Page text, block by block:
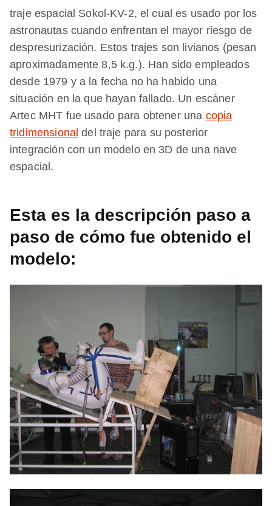
traje espacial Sokol-KV-2, el cual es usado por los
astronautas cuando enfrentan el mayor riesgo de
despresurización. Estos trajes son livianos (pesan
aproximadamente 8,5 k.g.). Han sido empleados
desde 1979 y a la fecha no ha habido una
situación en la que hayan fallado. Un escáner
Artec MHT fue usado para obtener una copia
tridimensional del traje para su posterior
integración con un modelo en 3D de una nave
espacial.
Esta es la descripción paso a
paso de cómo fue obtenido el
modelo: